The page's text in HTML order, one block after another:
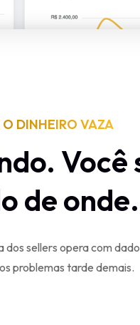
DINHEIRO VAZA
Você
de onde.
sellers opera com
problemas tarde demais.